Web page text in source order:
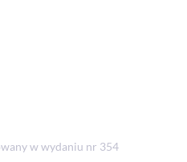
w wydaniu nr 354